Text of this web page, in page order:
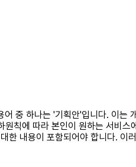
중 하나는 '기획안'입니다. 이
칙에 따라 본인이 원하는 서비
내용이 포함되어야 합니다.